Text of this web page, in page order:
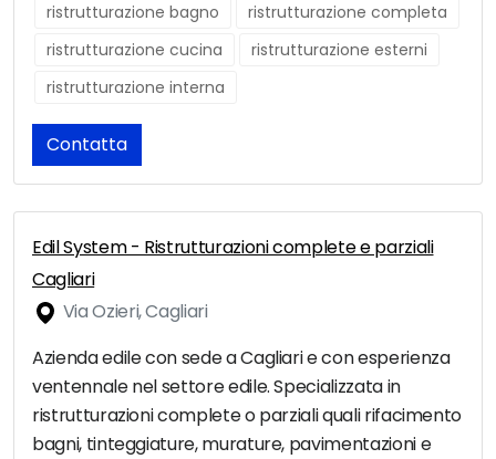
ristrutturazione bagno
ristrutturazione completa
ristrutturazione cucina
ristrutturazione esterni
ristrutturazione interna
Contatta
Edil System - Ristrutturazioni complete e parziali
Cagliari
Via Ozieri, Cagliari
Azienda edile con sede a Cagliari e con esperienza
ventennale nel settore edile. Specializzata in
ristrutturazioni complete o parziali quali rifacimento
bagni, tinteggiature, murature, pavimentazioni e